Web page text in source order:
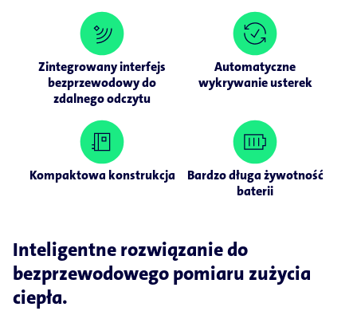
Zintegrowany interfejs
bezprzewodowy do
zdalnego odczytu
Automatyczne
wykrywanie usterek
Kompaktowa konstrukcja
Bardzo długa żywotność
baterii
Inteligentne rozwiązanie do
bezprzewodowego pomiaru zużycia
ciepła.